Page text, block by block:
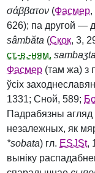
σάββατον (Фасмер,
626); па другой —
sâmbăta (Скок, 3,
ст.-в.-ням.
Фасмер (там жа) з
ўсіх
1331; Сной, 589;
Падрабязны агляд
незалежных, як
*sobata) гл. ESJSt,
выніку